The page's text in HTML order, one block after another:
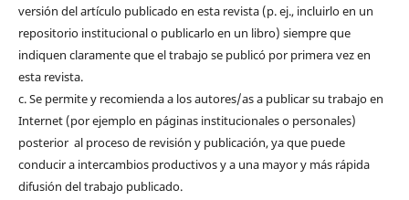
versión del artículo publicado en esta revista (p. ej., incluirlo en un
repositorio institucional o publicarlo en un libro) siempre que
indiquen claramente que el trabajo se publicó por primera vez en
esta revista.
c. Se permite y recomienda a los autores/as a publicar su trabajo en
Internet (por ejemplo en páginas institucionales o personales)
posterior al proceso de revisión y publicación, ya que puede
conducir a intercambios productivos y a una mayor y más rápida
difusión del trabajo publicado.